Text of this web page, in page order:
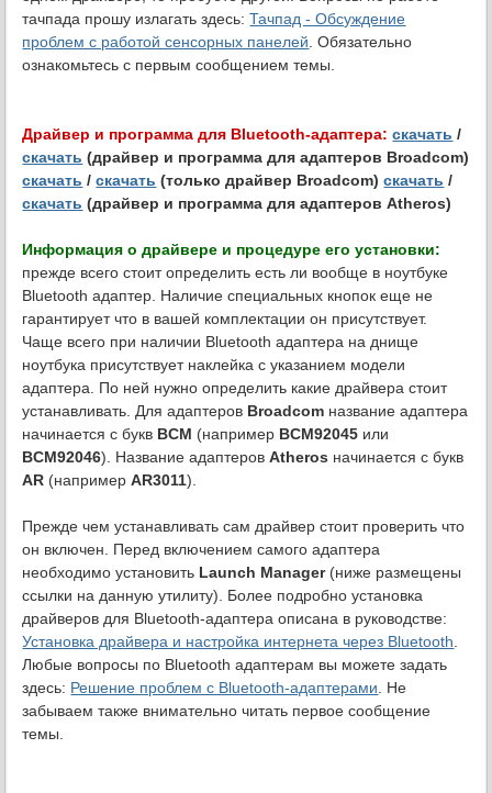
тачпада прошу излагать здесь:Тачпад - Обсуждение
проблем с работой сенсорных панелей . Обязательно
ознакомьтесь с первым сообщением темы.
Драйвер и программа для Bluetooth-адаптера: скачать /
скачать (драйвер и программа для адаптеров Broadcom)
скачать /скачать (только драйвер Broadcom)скачать /
скачать (драйвер и программа для адаптеров Atheros)
Информация о драйвере и процедуре его установки:
прежде всего стоит определить есть ли вообще в ноутбуке
Bluetooth адаптер. Наличие специальных кнопок еще не
гарантирует что в вашей комплектации он присутствует.
Чаще всего при наличии Bluetooth адаптера на днище
ноутбука присутствует наклейка с указанием модели
адаптера. По ней нужно определить какие драйвера стоит
устанавливать. Для адаптеров Broadcom название адаптера
начинается с букв BCM (например BCM92045 или
BCM92046). Название адаптеровAtheros начинается с букв
AR (напримерAR3011).
Прежде чем устанавливать сам драйвер стоит проверить что
он включен. Перед включением самого адаптера
необходимо установить Launch Manager(ниже размещены
ссылки на данную утилиту). Более подробно установка
драйверов для Bluetooth-адаптера описана в руководстве:
Установка драйвера и настройка интернета через Bluetooth
Любые вопросы по Bluetooth адаптерам вы можете задать
здесь: Решение проблем с Bluetooth-адаптерами . Не
забываем также внимательно читать первое сообщение
темы.